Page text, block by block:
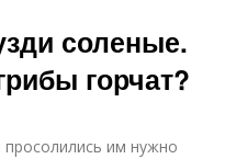
соленые.
горчат?
им нужно